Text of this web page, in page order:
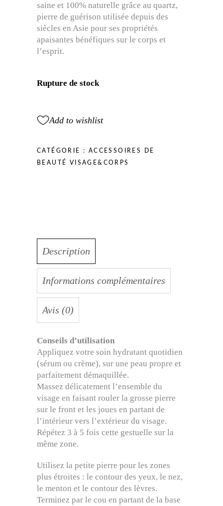
saine et 100% naturelle grâce au quartz,
pierre de guérison utilisée depuis des
siècles en Asie pour ses propriétés
apaisantes bénéfiques sur le corps et
l’esprit.
Rupture de stock
Add to wishlist
CATÉGORIE : ACCESSOIRES DE
BEAUTÉ VISAGE&CORPS
Description
Informations complémentaires
Avis (0)
Conseils d’utilisation
Appliquez votre soin hydratant quotidien
(sérum ou crème), sur une peau propre et
parfaitement démaquillée.
Massez délicatement l’ensemble du
visage en faisant rouler la grosse pierre
sur le front et les joues en partant de
l’intérieur vers l’extérieur du visage.
Répétez 3 à 5 fois cette gestuelle sur la
même zone.
Utilisez la petite pierre pour les zones
plus étroites : le contour des yeux, le nez,
le menton et le contour des lèvres.
Terminez par le cou en partant de la base